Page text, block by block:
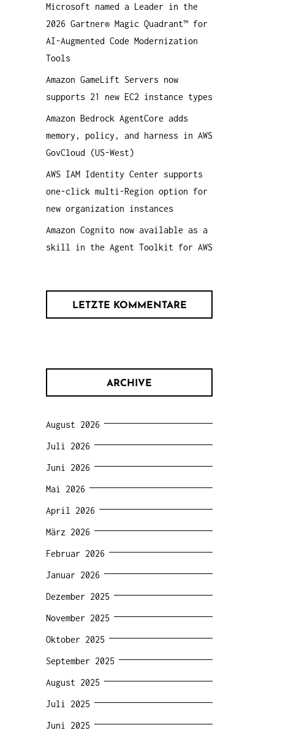
a
c
h
:
Microsoft named a Leader in the
2026 Gartner® Magic Quadrant™ for
AI-Augmented Code Modernization
Tools
Amazon GameLift Servers now
supports 21 new EC2 instance types
Amazon Bedrock AgentCore adds
memory, policy, and harness in AWS
GovCloud (US-West)
AWS IAM Identity Center supports
one-click multi-Region option for
new organization instances
Amazon Cognito now available as a
skill in the Agent Toolkit for AWS
LETZTE KOMMENTARE
ARCHIVE
August 2026
Juli 2026
Juni 2026
Mai 2026
April 2026
März 2026
Februar 2026
Januar 2026
Dezember 2025
November 2025
Oktober 2025
September 2025
August 2025
Juli 2025
Juni 2025